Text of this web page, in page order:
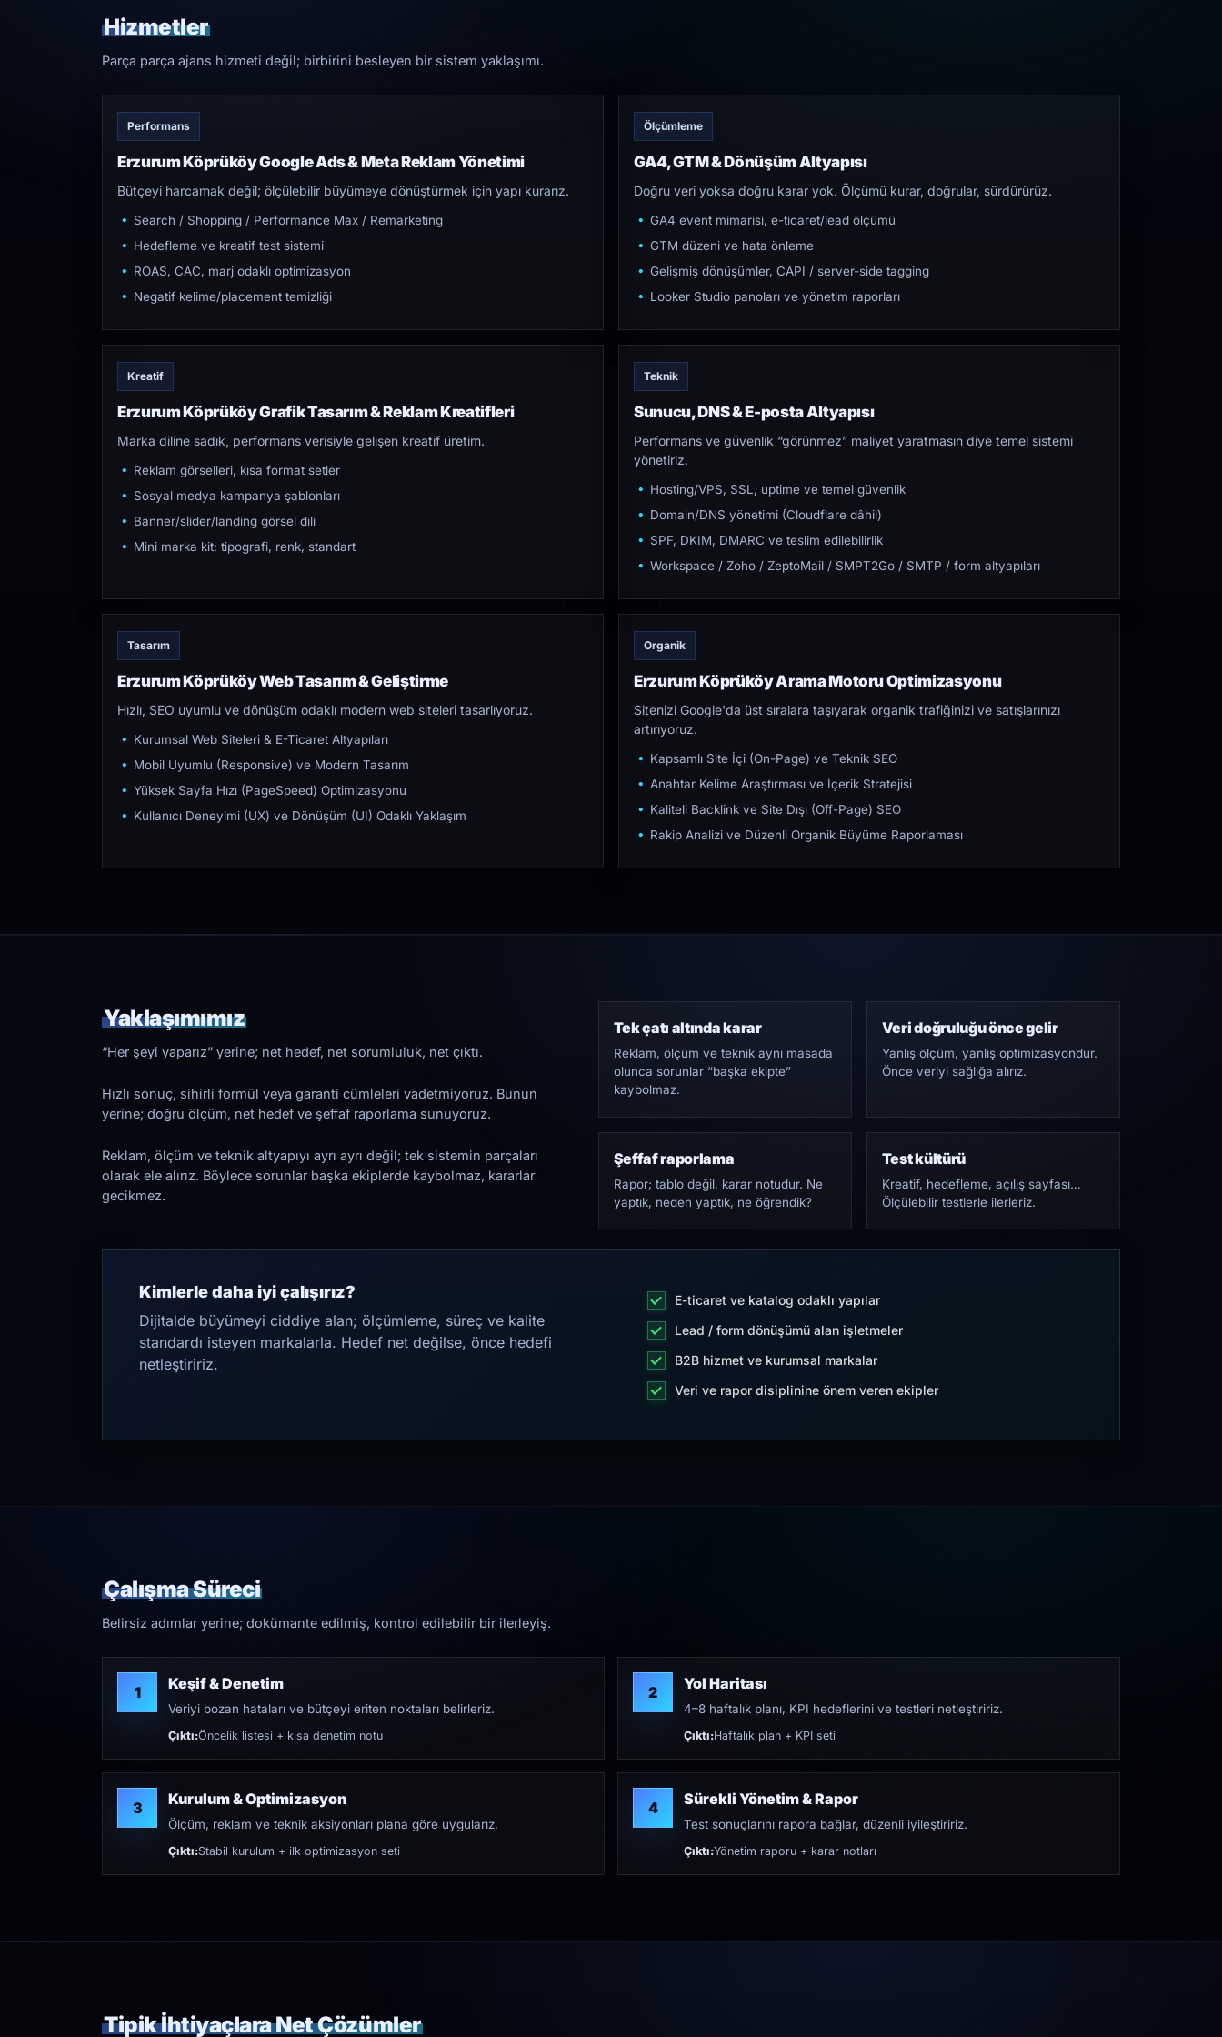
Hizmetler
Parça parça ajans hizmeti değil; birbirini besleyen bir sistem yaklaşımı.
Performans
Erzurum Köprüköy Google Ads & Meta Reklam Yönetimi
Bütçeyi harcamak değil; ölçülebilir büyümeye dönüştürmek için yapı kurarız.
Search / Shopping / Performance Max / Remarketing
Hedefleme ve kreatif test sistemi
ROAS, CAC, marj odaklı optimizasyon
Negatif kelime/placement temizliği
Ölçümleme
GA4, GTM & Dönüşüm Altyapısı
Doğru veri yoksa doğru karar yok. Ölçümü kurar, doğrular, sürdürürüz.
GA4 event mimarisi, e-ticaret/lead ölçümü
GTM düzeni ve hata önleme
Gelişmiş dönüşümler, CAPI / server-side tagging
Looker Studio panoları ve yönetim raporları
Kreatif
Erzurum Köprüköy Grafik Tasarım & Reklam Kreatifleri
Marka diline sadık, performans verisiyle gelişen kreatif üretim.
Reklam görselleri, kısa format setler
Sosyal medya kampanya şablonları
Banner/slider/landing görsel dili
Mini marka kit: tipografi, renk, standart
Teknik
Sunucu, DNS & E-posta Altyapısı
Performans ve güvenlik “görünmez” maliyet yaratmasın diye temel sistemi
yönetiriz.
Hosting/VPS, SSL, uptime ve temel güvenlik
Domain/DNS yönetimi (Cloudflare dâhil)
SPF, DKIM, DMARC ve teslim edilebilirlik
Workspace / Zoho / ZeptoMail / SMPT2Go / SMTP / form altyapıları
Tasarım
Erzurum Köprüköy Web Tasarım & Geliştirme
Hızlı, SEO uyumlu ve dönüşüm odaklı modern web siteleri tasarlıyoruz.
Kurumsal Web Siteleri & E-Ticaret Altyapıları
Mobil Uyumlu (Responsive) ve Modern Tasarım
Yüksek Sayfa Hızı (PageSpeed) Optimizasyonu
Kullanıcı Deneyimi (UX) ve Dönüşüm (UI) Odaklı Yaklaşım
Organik
Erzurum Köprüköy Arama Motoru Optimizasyonu
Sitenizi Google'da üst sıralara taşıyarak organik trafiğinizi ve satışlarınızı
artırıyoruz.
Kapsamlı Site İçi (On-Page) ve Teknik SEO
Anahtar Kelime Araştırması ve İçerik Stratejisi
Kaliteli Backlink ve Site Dışı (Off-Page) SEO
Rakip Analizi ve Düzenli Organik Büyüme Raporlaması
Yaklaşımımız
“Her şeyi yaparız” yerine; net hedef, net sorumluluk, net çıktı.
Hızlı sonuç, sihirli formül veya garanti cümleleri vadetmiyoruz. Bunun
yerine; doğru ölçüm, net hedef ve şeffaf raporlama sunuyoruz.
Reklam, ölçüm ve teknik altyapıyı ayrı ayrı değil; tek sistemin parçaları
olarak ele alırız. Böylece sorunlar başka ekiplerde kaybolmaz, kararlar
gecikmez.
Tek çatı altında karar
Reklam, ölçüm ve teknik aynı masada
olunca sorunlar “başka ekipte”
kaybolmaz.
Veri doğruluğu önce gelir
Yanlış ölçüm, yanlış optimizasyondur.
Önce veriyi sağlığa alırız.
Şeffaf raporlama
Rapor; tablo değil, karar notudur. Ne
yaptık, neden yaptık, ne öğrendik?
Test kültürü
Kreatif, hedefleme, açılış sayfası…
Ölçülebilir testlerle ilerleriz.
Kimlerle daha iyi çalışırız?
Dijitalde büyümeyi ciddiye alan; ölçümleme, süreç ve kalite
standardı isteyen markalarla. Hedef net değilse, önce hedefi
netleştiririz.
E-ticaret ve katalog odaklı yapılar
Lead / form dönüşümü alan işletmeler
B2B hizmet ve kurumsal markalar
Veri ve rapor disiplinine önem veren ekipler
Çalışma Süreci
Belirsiz adımlar yerine; dokümante edilmiş, kontrol edilebilir bir ilerleyiş.
1 Keşif & Denetim
Veriyi bozan hataları ve bütçeyi eriten noktaları belirleriz.
Çıktı:Öncelik listesi + kısa denetim notu
2 Yol Haritası
4–8 haftalık planı, KPI hedeflerini ve testleri netleştiririz.
Çıktı:Haftalık plan + KPI seti
3 Kurulum & Optimizasyon
Ölçüm, reklam ve teknik aksiyonları plana göre uygularız.
Çıktı:Stabil kurulum + ilk optimizasyon seti
4 Sürekli Yönetim & Rapor
Test sonuçlarını rapora bağlar, düzenli iyileştiririz.
Çıktı:Yönetim raporu + karar notları
Tipik İhtiyaçlara Net Çözümler